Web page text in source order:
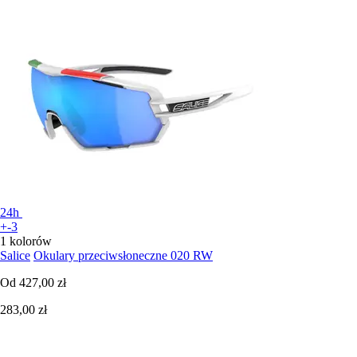
24h
+-3
1 kolorów
Salice Okulary przeciwsłoneczne 020 RW
Od 427,00 zł
283,00 zł